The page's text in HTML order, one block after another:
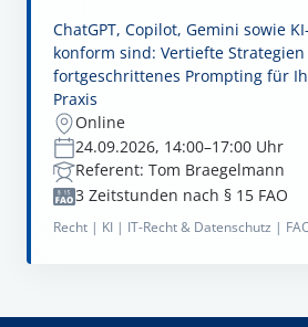
ChatGPT, Copilot, Gemini sowie
konform sind: Vertiefte
fortgeschrittenes Prompting für
Praxis
Online
24.09.2026, 14:00–17:00 Uhr
Referent: Tom Braegelmann
3 Zeitstunden nach § 15 FAO
Recht | KI | IT-Recht & Datenschutz |